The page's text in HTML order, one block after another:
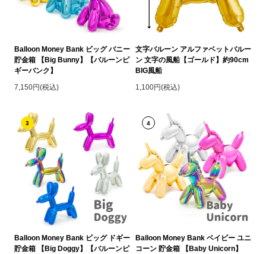
Balloon Money Bank ビッグ バニー
貯金箱 【Big Bunny】【バルーンピ
ギーバンク】
7,150円(税込)
文字バルーン アルファベットバルー
ン 文字の風船【ゴールド】約90cm
BIG風船
1,100円(税込)
3
Balloon Money Bank ビッグ ドギー
貯金箱 【Big Doggy】【バルーンピ
4
Balloon Money Bank ベイビー ユニ
コーン 貯金箱 【Baby Unicorn】